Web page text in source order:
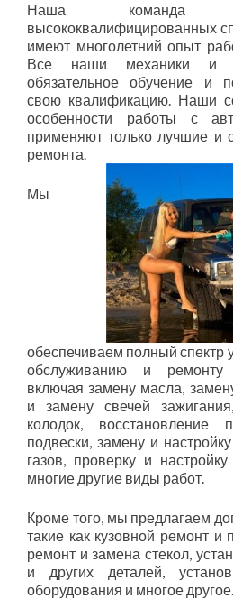
Наша команда
высококвалифицированных
имеют многолетний опыт
Все наши механики и
обязательное обучение и
свою квалификацию. Наши
особенности работы с
применяют только лучшие и
ремонта.
Мы
обеспечиваем полный спектр
обслуживанию и ремонту
включая замену масла,
и замену свечей
колодок, восстановление
подвески, замену и
газов, проверку и
многие другие виды работ.
Кроме того, мы предлагаем
такие как кузовной ремонт и
ремонт и замена стекол,
и других деталей,
оборудования и многое другое.